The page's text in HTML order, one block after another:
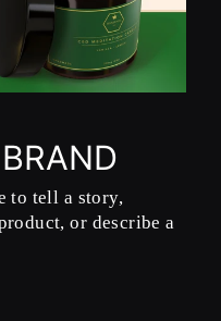
to tell a story,
or describe a